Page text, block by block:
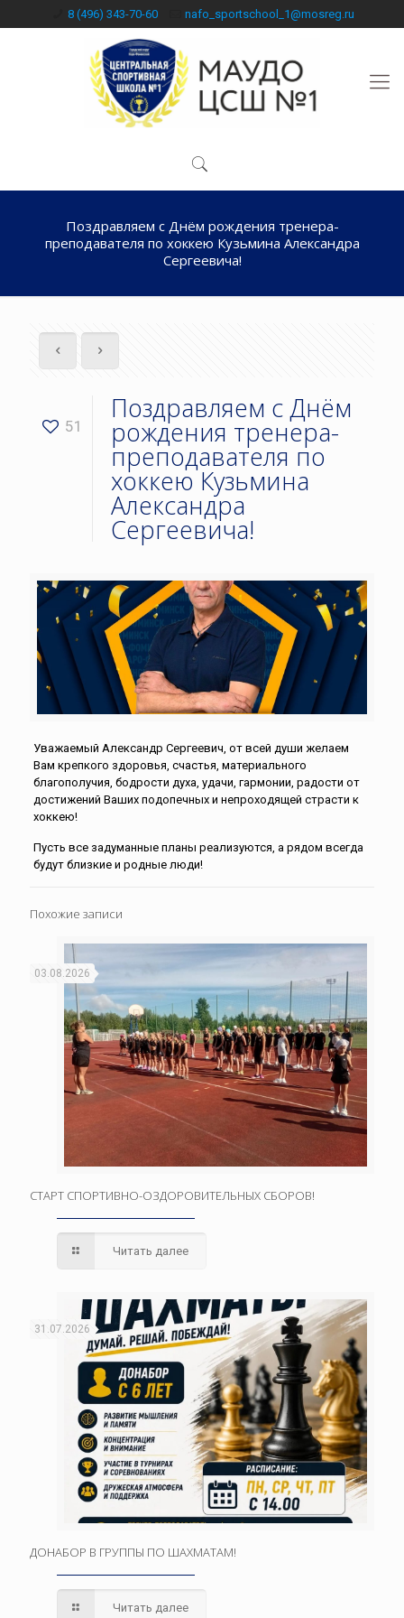
8 (496) 343-70-60 nafo_sportschool_1@mosreg.ru
Поздравляем с Днём рождения тренера-
преподавателя по хоккею Кузьмина Александра
Сергеевича!
51
Поздравляем с Днём
рождения тренера-
преподавателя по
хоккею Кузьмина
Александра
Сергеевича!
Уважаемый Александр Сергеевич, от всей души желаем
Вам крепкого здоровья, счастья, материального
благополучия, бодрости духа, удачи, гармонии, радости от
достижений Ваших подопечных и непроходящей страсти к
хоккею!
Пусть все задуманные планы реализуются, а рядом всегда
будут близкие и родные люди!
Похожие записи
03.08.2026
СТАРТ СПОРТИВНО-ОЗДОРОВИТЕЛЬНЫХ СБОРОВ!
Читать далее
31.07.2026
ДОНАБОР В ГРУППЫ ПО ШАХМАТАМ!
Читать далее